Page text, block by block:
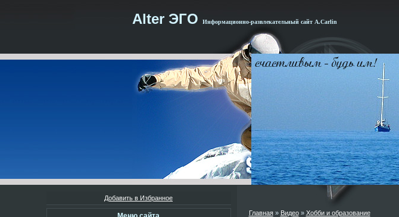
Alter ЭГО Информационно-развлекательный сайт А.Carlin
Добавить в Избранное
Главная» Видео» Хобби и образование